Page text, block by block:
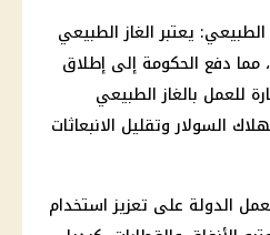
الطبيعي: يعتبرالغازالطبيعي
مما دفع الحكومة إلى إطلاق
للعمل بالغاز الطبيعي
السولاروتقليل الانبعاثات
الدولة على تعزيز استخدام